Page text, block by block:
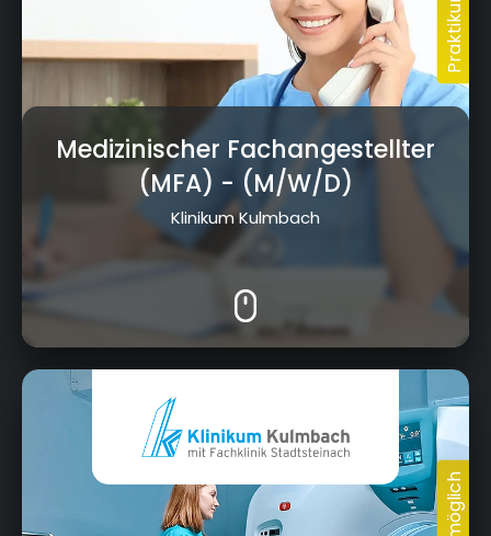
Medizinischer Fachangestellter
(MFA) - (M/W/D)
Klinikum Kulmbach